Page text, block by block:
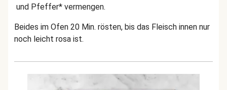
und Pfeffer* vermengen.
Beides im Ofen 20 Min. rösten, bis das Fleisch innen nur
noch leicht rosa ist.